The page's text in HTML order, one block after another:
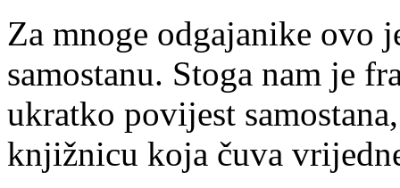
Za mnoge odgajanike ovo
samostanu. Stoga nam je
ukratko povijest
knjižnicu koja čuva